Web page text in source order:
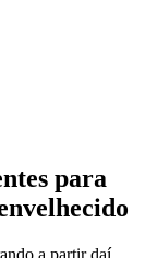
para
a partir daí.